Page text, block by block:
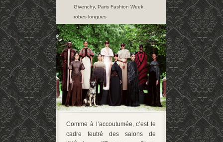
Givenchy, Paris Fashion Week
robes longues
Comme à l’accoutumée, c’est le
cadre feutré des salons de